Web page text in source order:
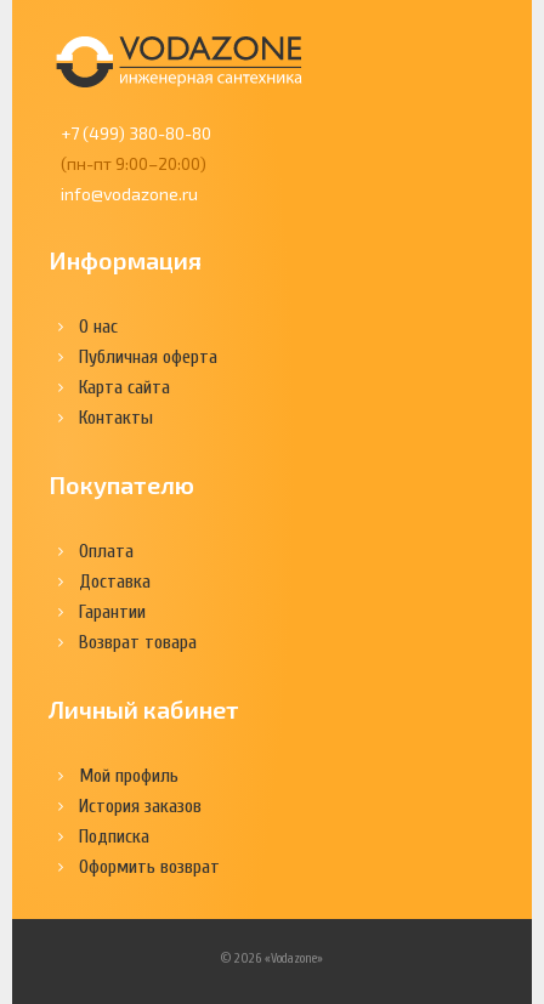
+7 (499) 380-80-80
(пн-пт 9:00–20:00)
info@vodazone.ru
Информация
О нас
Публичная оферта
Карта сайта
Контакты
Покупателю
Оплата
Доставка
Гарантии
Возврат товара
Личный кабинет
Мой профиль
История заказов
Подписка
Оформить возврат
© 2026 «Vodazone»